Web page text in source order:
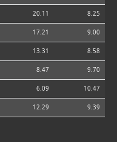
20.11 8.25
17.21 9.00
13.31 8.58
8.47 9.70
6.09 10.47
12.29 9.39